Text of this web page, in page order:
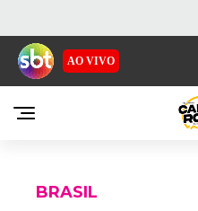
AO VIVO
EMISSORAS
BRASIL